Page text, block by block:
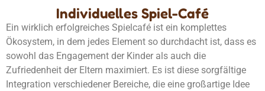
Individuelles Spiel-Café
Ein wirklich erfolgreiches Spielcafé ist ein komplettes
Ökosystem, in dem jedes Element so durchdacht ist, dass es
sowohl das Engagement der Kinder als auch die
Zufriedenheit der Eltern maximiert. Es ist diese sorgfältige
Integration verschiedener Bereiche, die eine großartige Idee